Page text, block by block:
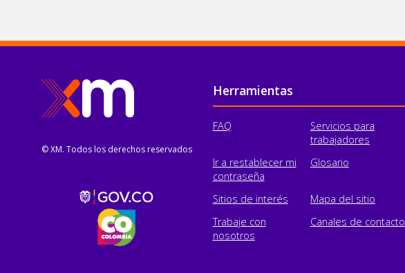
© XM. Todos los derechos reservados
Pie de página
Herramientas
FAQ
Servicios para
trabajadores
Ir a restablecer mi
contraseña
Glosario
Sitios de interés
Mapa del sitio
Trabaje con
nosotros
Canales de contacto